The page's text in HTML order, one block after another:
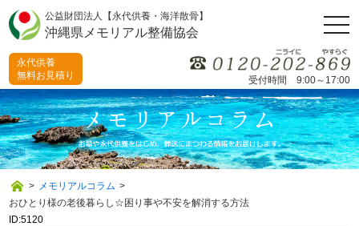
公益財団法人【永代供養・海洋散骨】
沖縄県メモリアル整備協会
受付時間 9:00～17:00
永代供養
無料お見積り
> メモリアルコラム >
おひとり様の老後暮らし☆困り事や不安を解消する方法
ID:5120